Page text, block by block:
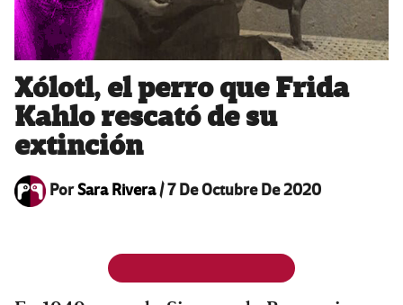
Xólotl, el perro que Frida
Kahlo rescató de su
extinción
PorSara Rivera/7 De Octubre De 2020